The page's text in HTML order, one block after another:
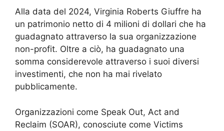
Alla data del 2024, Virginia Roberts Giuffre ha
un patrimonio netto di 4 milioni di dollari che ha
guadagnato attraverso la sua organizzazione
non-profit. Oltre a ciò, ha guadagnato una
somma considerevole attraverso i suoi diversi
investimenti, che non ha mai rivelato
pubblicamente.
Organizzazioni come Speak Out, Act and
Reclaim (SOAR), conosciute come Victims